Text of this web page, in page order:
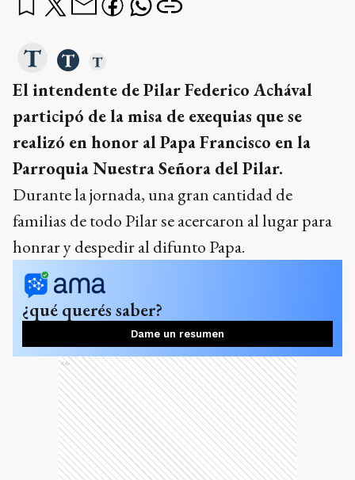
El intendente de Pilar Federico Achával
participó de la misa de exequias que se
realizó en honor al Papa Francisco en la
Parroquia Nuestra Señora del Pilar.
Durante la jornada, una gran cantidad de
familias de todo Pilar se acercaron al lugar para
honrar y despedir al difunto Papa.
¿qué querés saber?
Dame un resumen
Ads